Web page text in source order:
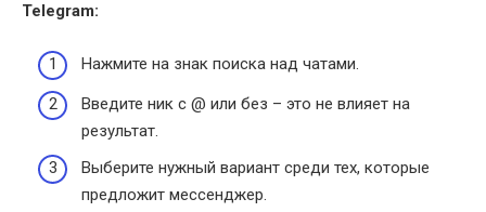
Telegram:
Нажмите на знак поиска над чатами.
Введите ник с @ или без – это не влияет на
результат.
Выберите нужный вариант среди тех, которые
предложит мессенджер.